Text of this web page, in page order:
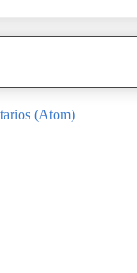
(Atom)